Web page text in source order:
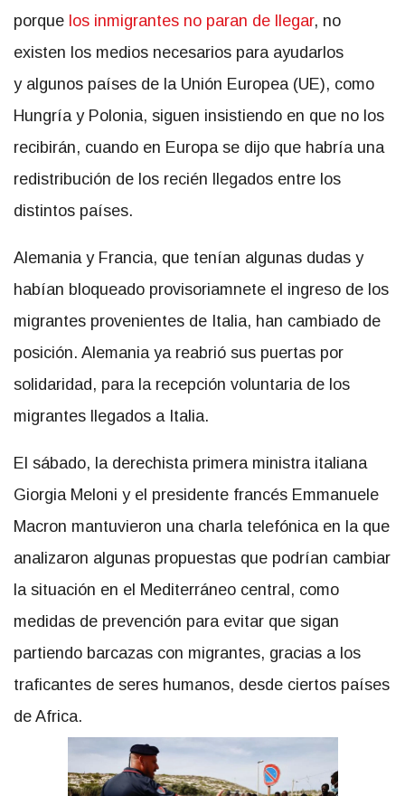
porque los inmigrantes no paran de llegar, no
existen los medios necesarios para ayudarlos
y algunos países de la Unión Europea (UE), como
Hungría y Polonia, siguen insistiendo en que no los
recibirán, cuando en Europa se dijo que habría una
redistribución de los recién llegados entre los
distintos países.
Alemania y Francia, que tenían algunas dudas y
habían bloqueado provisoriamnete el ingreso de los
migrantes provenientes de Italia, han cambiado de
posición. Alemania ya reabrió sus puertas por
solidaridad, para la recepción voluntaria de los
migrantes llegados a Italia.
El sábado, la derechista primera ministra italiana
Giorgia Meloni y el presidente francés Emmanuele
Macron mantuvieron una charla telefónica en la que
analizaron algunas propuestas que podrían cambiar
la situación en el Mediterráneo central, como
medidas de prevención para evitar que sigan
partiendo barcazas con migrantes, gracias a los
traficantes de seres humanos, desde ciertos países
de Africa.